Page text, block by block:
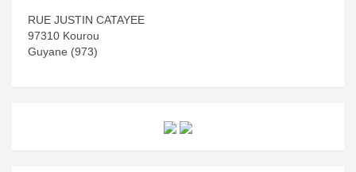
RUE JUSTIN CATAYEE
97310 Kourou
Guyane (973)